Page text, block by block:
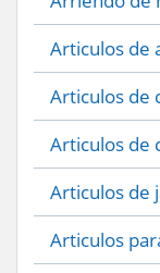
Articulos de
Articulos de
Articulos de
Articulos de
Articulos